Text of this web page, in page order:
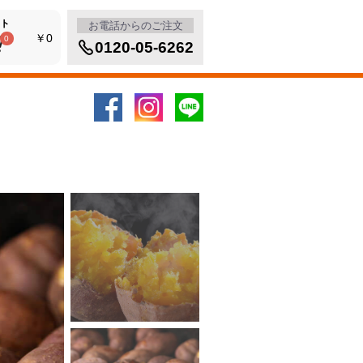
0 ￥0
お電話からのご注文
0120-05-6262